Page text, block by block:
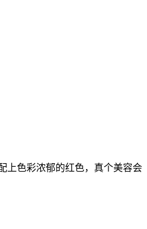
上色彩浓郁的红色，真个美容会